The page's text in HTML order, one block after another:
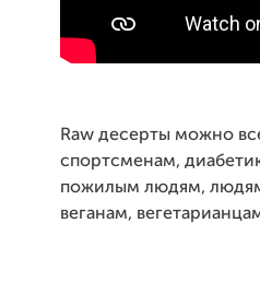
Raw десерты можно
спортсменам,
пожилым людям, людям
веганам,